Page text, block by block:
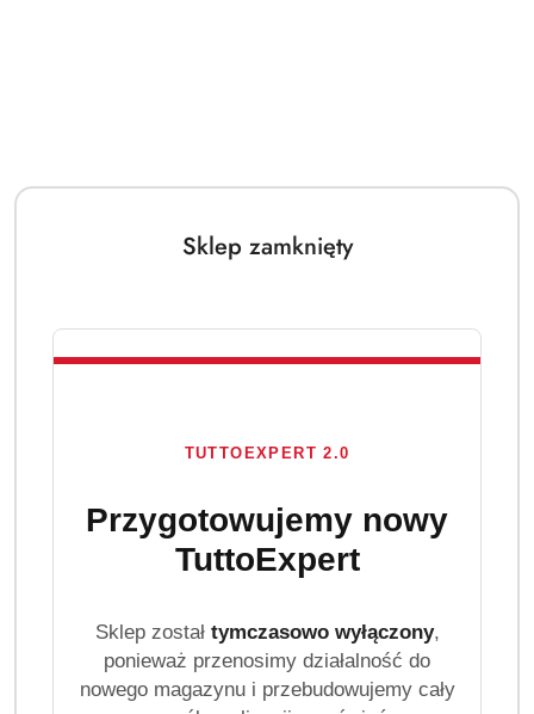
Sklep zamknięty
TUTTOEXPERT 2.0
Przygotowujemy nowy
TuttoExpert
Sklep został tymczasowo wyłączony,
ponieważ przenosimy działalność do
nowego magazynu i przebudowujemy cały